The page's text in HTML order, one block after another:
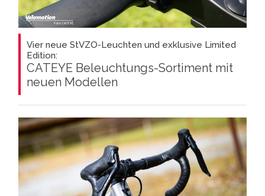
Vier neue StVZO-Leuchten und exklusive Limited
Edition:
CATEYE Beleuchtungs-Sortiment mit
neuen Modellen